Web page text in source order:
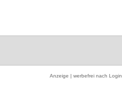
Anzeige | werbefrei nach Login